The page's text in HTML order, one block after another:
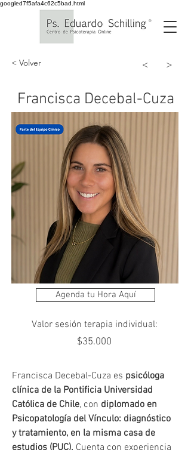
googled7f5afa4c62c5bad.html
< Volver < >
Francisca Decebal-Cuza
Agenda tu Hora Aquí
Valor sesión terapia individual:
$35.000
Francisca Decebal-Cuza es psicóloga
clínica de la Pontificia Universidad
Católica de Chile, con diplomado en
Psicopatología del Vínculo: diagnóstico
y tratamiento, en la misma casa de
estudios (PUC). Cuenta con experiencia